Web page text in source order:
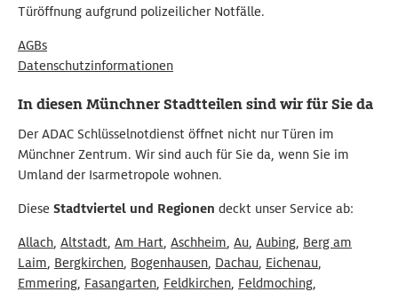
Türöffnung aufgrund polizeilicher Notfälle.
AGBs
Datenschutzinformationen
In diesen Münchner Stadtteilen sind wir für Sie da
Der ADAC Schlüsselnotdienst öffnet nicht nur Türen im
Münchner Zentrum. Wir sind auch für Sie da, wenn Sie im
Umland der Isarmetropole wohnen.
Diese Stadtviertel und Regionen deckt unser Service ab:
Allach, Altstadt, Am Hart, Aschheim, Au, Aubing, Berg am
Laim, Bergkirchen, Bogenhausen, Dachau, Eichenau,
Emmering, Fasangarten, Feldkirchen, Feldmoching,